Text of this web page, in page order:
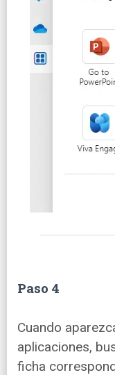
Paso 4
Cuando
aplicaciones,
ficha